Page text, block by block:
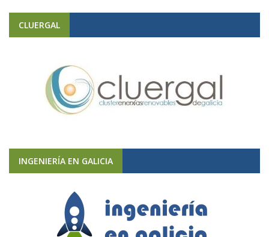
CLUERGAL
INGENIERÍA EN GALICIA